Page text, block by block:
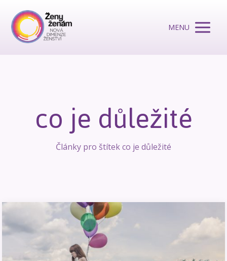
MENU
co je důležité
Články pro štítek co je důležité